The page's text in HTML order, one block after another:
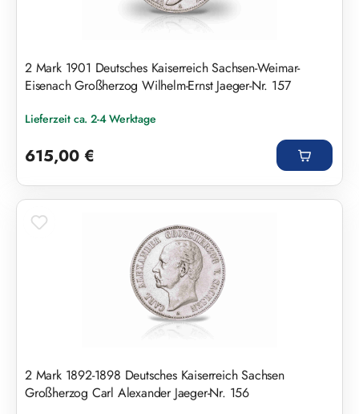
2 Mark 1901 Deutsches Kaiserreich Sachsen-Weimar-
Eisenach Großherzog Wilhelm-Ernst Jaeger-Nr. 157
Lieferzeit ca. 2-4 Werktage
615,00 €
2 Mark 1892-1898 Deutsches Kaiserreich Sachsen
Großherzog Carl Alexander Jaeger-Nr. 156